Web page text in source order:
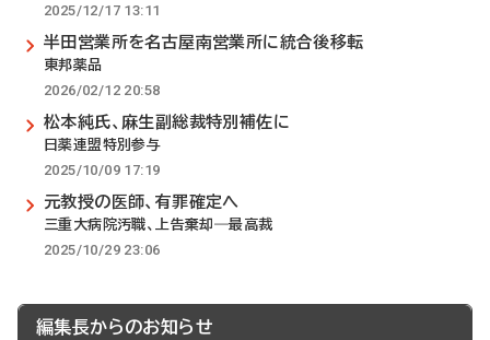
2025/12/17 13:11
半田営業所を名古屋南営業所に統合後移転
東邦薬品
2026/02/12 20:58
松本純氏、麻生副総裁特別補佐に
日薬連盟特別参与
2025/10/09 17:19
元教授の医師、有罪確定へ
三重大病院汚職、上告棄却―最高裁
2025/10/29 23:06
編集長からのお知らせ